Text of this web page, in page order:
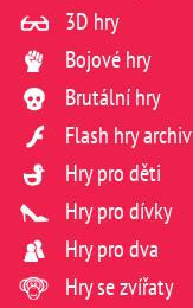
3D hry
Bojové hry
Brutální hry
Flash hry archiv
Hry pro děti
Hry pro dívky
Hry pro dva
Hry se zvířaty